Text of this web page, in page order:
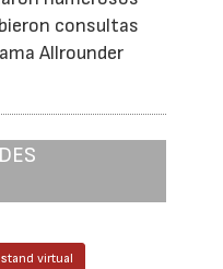
consultas
Allrounder
virtual